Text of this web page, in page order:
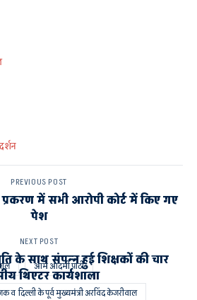
आम आदमी पार्टी
व दिल्ली के पूर्व मुख्यमंत्री अरविंद केजरीवाल
PREVIOUS POST
प्रकरण में सभी आरोपी कोर्ट में किए गए
पेश
NEXT POST
के साथ संपन्न हुई शिक्षकों की चार
थिएटर कार्यशाला